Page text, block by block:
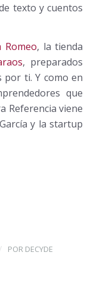
texto y cuentos
Romeo, la tienda
, preparados
por ti. Y como en
que
Referencia viene
y la startup
/ POR DECYDE